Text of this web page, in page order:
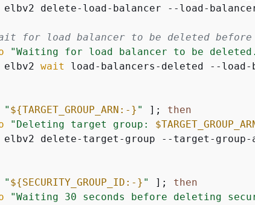
elbv2 delete-load-balancer --load-
for load balancer to be deleted before
"Waiting for load balancer to be
elbv2
wait load-balancers-deleted --load-
" ${TARGET_GROUP_ARN:-} " ]; then
"Deleting target group:
elbv2 delete-target-group --target-group-
" ${SECURITY_GROUP_ID:-} " ]; then
"Waiting 30 seconds before deleting